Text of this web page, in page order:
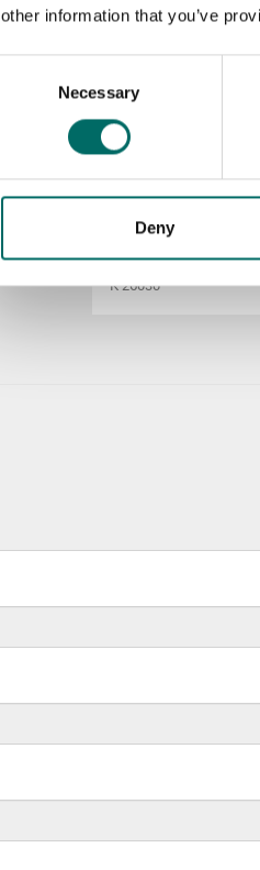
other information that you’ve
Necessary
Deny
K 22062
Mer Verktygsset
K 26030
K 26030